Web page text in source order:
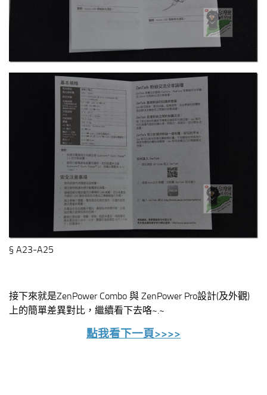
§ A23-A25
接下來就是ZenPower Combo 與 ZenPower Pro設計(及外觀)
上的簡單差異對比，繼續看下去咯~.~
點我看下一頁>>>>